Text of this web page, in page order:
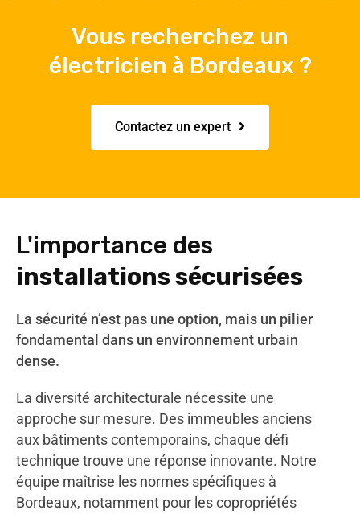
Vous recherchez un
électricien à Bordeaux ?
Contactez un expert
L'importance des
installations sécurisées
La sécurité n’est pas une option, mais un pilier
fondamental dans un environnement urbain
dense.
La diversité architecturale nécessite une
approche sur mesure. Des immeubles anciens
aux bâtiments contemporains, chaque défi
technique trouve une réponse innovante. Notre
équipe maîtrise les normes spécifiques à
Bordeaux, notamment pour les copropriétés